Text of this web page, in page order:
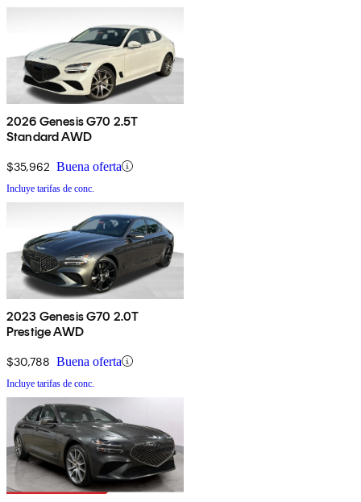
2026 Genesis G70 2.5T
Standard AWD
$35,962 Buena oferta
Incluye tarifas de conc.
2023 Genesis G70 2.0T
Prestige AWD
$30,788 Buena oferta
Incluye tarifas de conc.